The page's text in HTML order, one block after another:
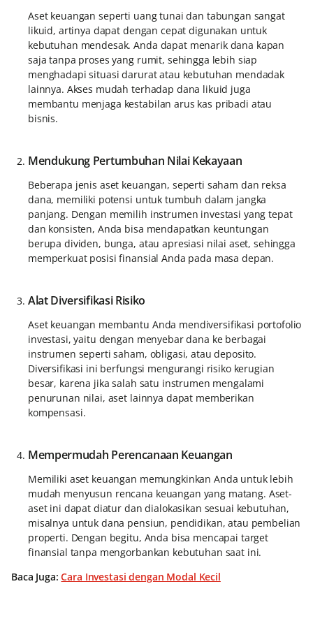
Aset keuangan seperti uang tunai dan tabungan sangat
likuid, artinya dapat dengan cepat digunakan untuk
kebutuhan mendesak. Anda dapat menarik dana kapan
saja tanpa proses yang rumit, sehingga lebih siap
menghadapi situasi darurat atau kebutuhan mendadak
lainnya. Akses mudah terhadap dana likuid juga
membantu menjaga kestabilan arus kas pribadi atau
bisnis.
Mendukung Pertumbuhan Nilai Kekayaan
Beberapa jenis aset keuangan, seperti saham dan reksa
dana, memiliki potensi untuk tumbuh dalam jangka
panjang. Dengan memilih instrumen investasi yang tepat
dan konsisten, Anda bisa mendapatkan keuntungan
berupa dividen, bunga, atau apresiasi nilai aset, sehingga
memperkuat posisi finansial Anda pada masa depan.
Alat Diversifikasi Risiko
Aset keuangan membantu Anda mendiversifikasi portofolio
investasi, yaitu dengan menyebar dana ke berbagai
instrumen seperti saham, obligasi, atau deposito.
Diversifikasi ini berfungsi mengurangi risiko kerugian
besar, karena jika salah satu instrumen mengalami
penurunan nilai, aset lainnya dapat memberikan
kompensasi.
Mempermudah Perencanaan Keuangan
Memiliki aset keuangan memungkinkan Anda untuk lebih
mudah menyusun rencana keuangan yang matang. Aset-
aset ini dapat diatur dan dialokasikan sesuai kebutuhan,
misalnya untuk dana pensiun, pendidikan, atau pembelian
properti. Dengan begitu, Anda bisa mencapai target
finansial tanpa mengorbankan kebutuhan saat ini.
Baca Juga:Cara Investasi dengan Modal Kecil